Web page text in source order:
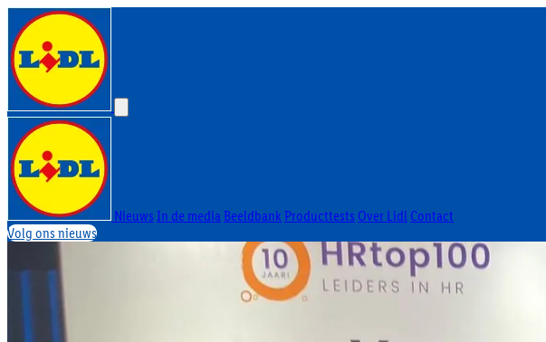
Nieuws In de mediaBeeldbank Producttests Over Lidl Contact
Volg ons nieuws